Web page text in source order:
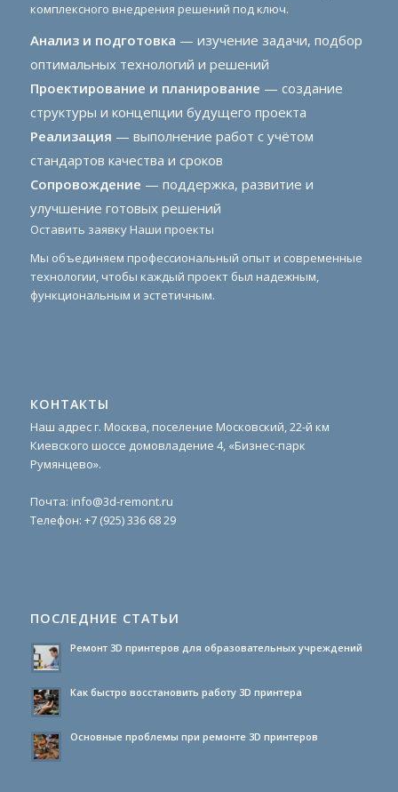
комплексного внедрения решений под ключ.
Анализ и подготовка — изучение задачи, подбор
оптимальных технологий и решений
Проектирование и планирование — создание
структуры и концепции будущего проекта
Реализация — выполнение работ с учётом
стандартов качества и сроков
Сопровождение — поддержка, развитие и
улучшение готовых решений
Оставить заявку Наши проекты
Мы объединяем профессиональный опыт и современные
технологии, чтобы каждый проект был надежным,
функциональным и эстетичным.
КОНТАКТЫ
Наш адрес г. Москва, поселение Московский, 22-й км
Киевского шоссе домовладение 4, «Бизнес-парк
Румянцево».
Почта: info@3d-remont.ru
Телефон: +7 (925) 336 68 29
ПОСЛЕДНИЕ СТАТЬИ
Ремонт 3D принтеров для образовательных учреждений
Как быстро восстановить работу 3D принтера
Основные проблемы при ремонте 3D принтеров